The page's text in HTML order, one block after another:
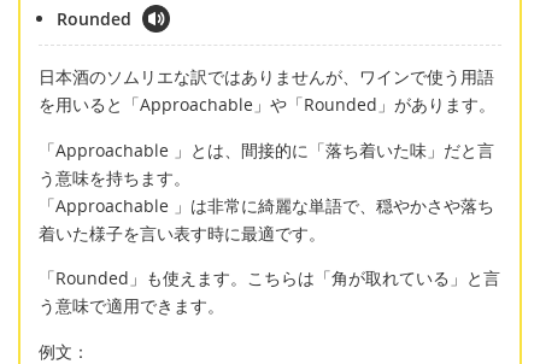
Rounded
日本酒のソムリエな訳ではありませんが、ワインで使う用語
を用いると「Approachable」や「Rounded」があります。
「Approachable 」とは、間接的に「落ち着いた味」だと言
う意味を持ちます。
「Approachable 」は非常に綺麗な単語で、穏やかさや落ち
着いた様子を言い表す時に最適です。
「Rounded」も使えます。こちらは「角が取れている」と言
う意味で適用できます。
例文：